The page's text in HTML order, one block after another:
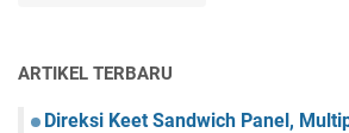
ARTIKEL TERBARU
Direksi Keet Sandwich Panel,